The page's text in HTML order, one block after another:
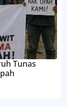
Tunas